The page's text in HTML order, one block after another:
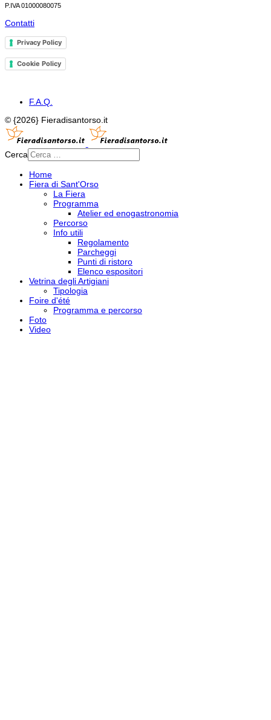
P.IVA 01000080075
Contatti
Privacy Policy
Cookie Policy
F.A.Q.
© {2026} Fieradisantorso.it
Cerca
Home
Fiera di Sant'Orso
La Fiera
Programma
Atelier ed enogastronomia
Percorso
Info utili
Regolamento
Parcheggi
Punti di ristoro
Elenco espositori
Vetrina degli Artigiani
Tipologia
Foire d'été
Programma e percorso
Foto
Video